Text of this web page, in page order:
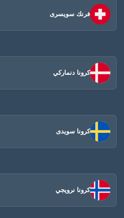
فرنك سويسرى
كرونا دنماركي
كرونا سويدى
كرونا نرويجي